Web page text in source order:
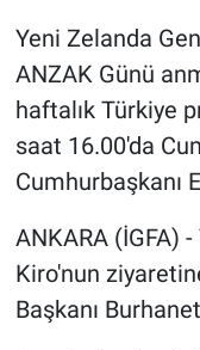
Yeni Zelanda
ANZAK Günü
haftalık Türkiye
saat 16.00'da
Cumhurbaşkanı
ANKARA (İGFA)
Kiro'nun
Başkanı